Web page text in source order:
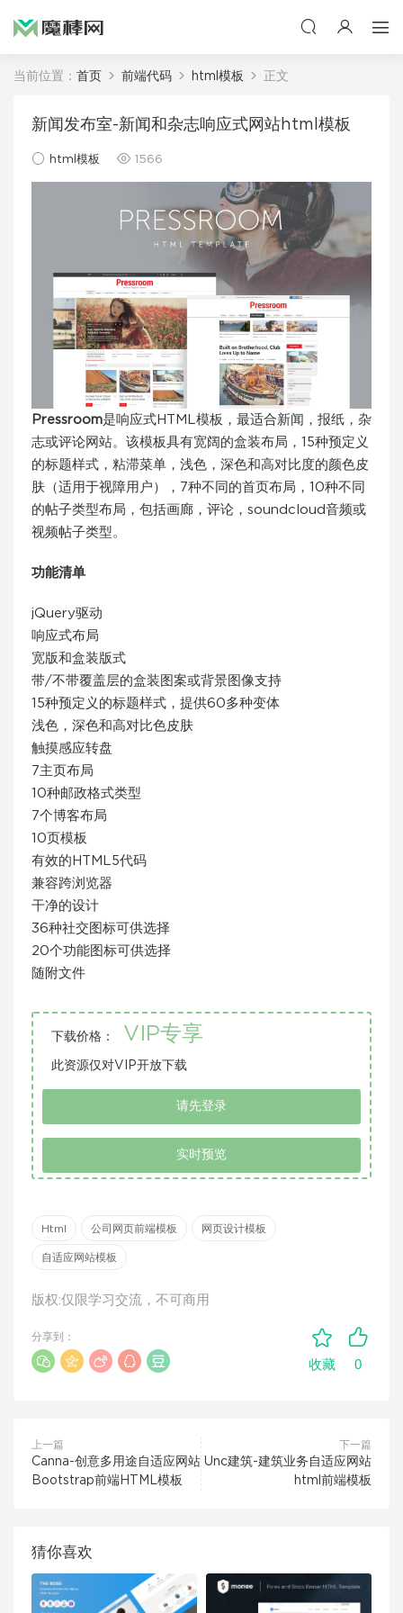
当前位置： 首页 前端代码 html模板 正文
新闻发布室-新闻和杂志响应式网站html模板
html模板 1566
Pressroom是响应式HTML模板，最适合新闻，报纸，杂
志或评论网站。该模板具有宽阔的盒装布局，15种预定义
的标题样式，粘滞菜单，浅色，深色和高对比度的颜色皮
肤（适用于视障用户），7种不同的首页布局，10种不同
的帖子类型布局，包括画廊，评论，soundcloud音频或
视频帖子类型。
功能清单
jQuery驱动
响应式布局
宽版和盒装版式
带/不带覆盖层的盒装图案或背景图像支持
15种预定义的标题样式，提供60多种变体
浅色，深色和高对比色皮肤
触摸感应转盘
7主页布局
10种邮政格式类型
7个博客布局
10页模板
有效的HTML5代码
兼容跨浏览器
干净的设计
36种社交图标可供选择
20个功能图标可供选择
随附文件
下载价格： VIP专享
此资源仅对VIP开放下载
请先登录
实时预览
Html 公司网页前端模板 网页设计模板
自适应网站模板
版权:仅限学习交流，不可商用
收藏 0
分享到：
上一篇
Canna-创意多用途自适应网站
Bootstrap前端HTML模板
下一篇
Unc建筑-建筑业务自适应网站
html前端模板
猜你喜欢